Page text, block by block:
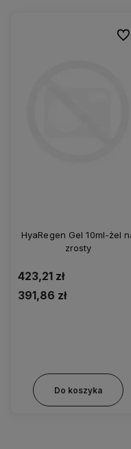
HyaRegen Gel 10ml-żel
zrosty
423,21 zł
391,86 zł
Do koszyka
Do